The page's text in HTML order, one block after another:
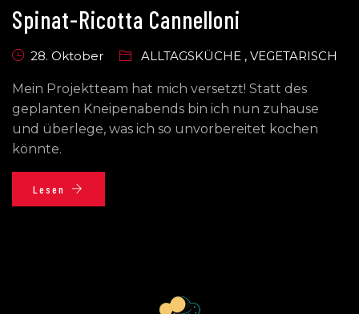
Spinat-Ricotta Cannelloni
28. Oktober ALLTAGSKÜCHE , VEGETARISCH
Mein Projektteam hat mich versetzt! Statt des
geplanten Kneipenabends bin ich nun zuhause
und überlege, was ich so unvorbereitet kochen
könnte.
Lesen